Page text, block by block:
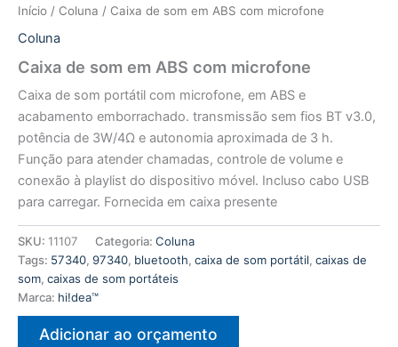
Início / Coluna / Caixa de som em ABS com microfone
Coluna
Caixa de som em ABS com microfone
Caixa de som portátil com microfone, em ABS e
acabamento emborrachado. transmissão sem fios BT v3.0,
potência de 3W/4Ω e autonomia aproximada de 3 h.
Função para atender chamadas, controle de volume e
conexão à playlist do dispositivo móvel. Incluso cabo USB
para carregar. Fornecida em caixa presente
SKU: 11107 Categoria: Coluna
Tags: 57340, 97340, bluetooth, caixa de som portátil, caixas de
som, caixas de som portáteis
Marca: hi!dea™
Adicionar ao orçamento